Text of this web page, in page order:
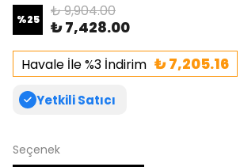
%25 ₺ 9,904.00
₺ 7,428.00
Havale İle %3 İndirim ₺ 7,205.16
Yetkili Satıcı
Seçenek